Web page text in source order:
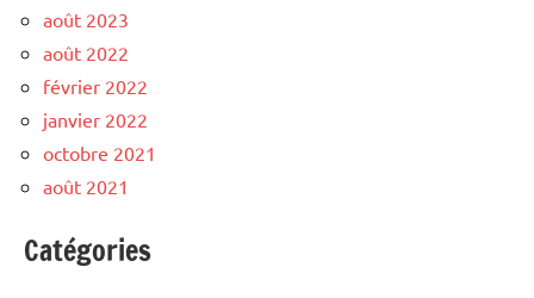
août 2023
août 2022
février 2022
janvier 2022
octobre 2021
août 2021
Catégories